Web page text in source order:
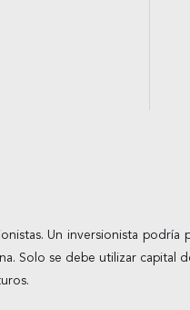
Un inversionista podría
Solo se debe utilizar capital